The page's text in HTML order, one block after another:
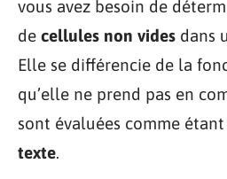
vous avez besoin de
de cellules non vides dans
Elle se différencie de la
qu’elle ne prend pas en
sont évaluées comme étant
texte.